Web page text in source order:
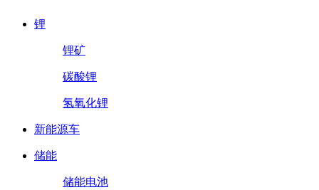
锂
锂矿
碳酸锂
氢氧化锂
新能源车
储能
储能电池